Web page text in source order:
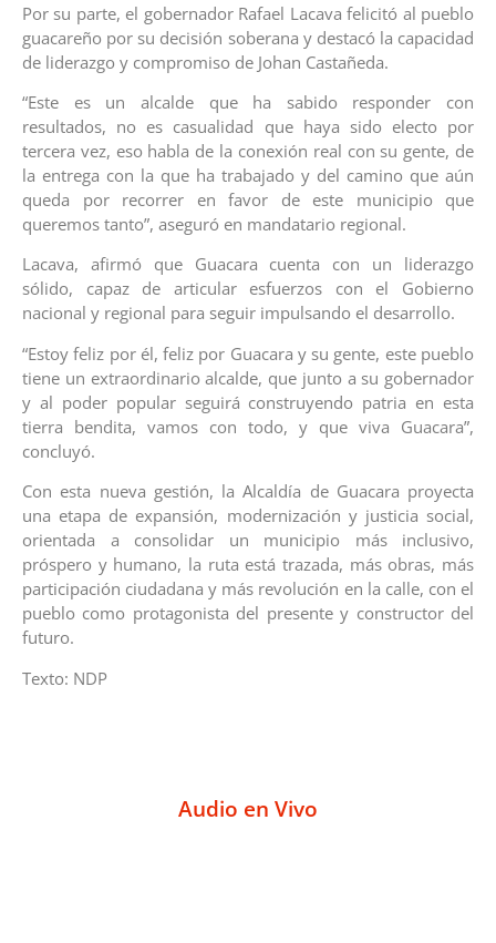
Por su parte, el gobernador Rafael Lacava felicitó al pueblo
guacareño por su decisión soberana y destacó la capacidad
de liderazgo y compromiso de Johan Castañeda.
“Este es un alcalde que ha sabido responder con
resultados, no es casualidad que haya sido electo por
tercera vez, eso habla de la conexión real con su gente, de
la entrega con la que ha trabajado y del camino que aún
queda por recorrer en favor de este municipio que
queremos tanto”, aseguró en mandatario regional.
Lacava, afirmó que Guacara cuenta con un liderazgo
sólido, capaz de articular esfuerzos con el Gobierno
nacional y regional para seguir impulsando el desarrollo.
“Estoy feliz por él, feliz por Guacara y su gente, este pueblo
tiene un extraordinario alcalde, que junto a su gobernador
y al poder popular seguirá construyendo patria en esta
tierra bendita, vamos con todo, y que viva Guacara”,
concluyó.
Con esta nueva gestión, la Alcaldía de Guacara proyecta
una etapa de expansión, modernización y justicia social,
orientada a consolidar un municipio más inclusivo,
próspero y humano, la ruta está trazada, más obras, más
participación ciudadana y más revolución en la calle, con el
pueblo como protagonista del presente y constructor del
futuro.
Texto: NDP
Audio en Vivo